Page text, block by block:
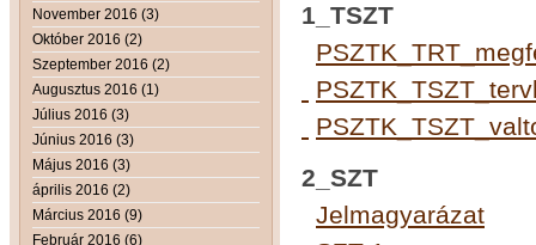
November 2016 (3)
Október 2016 (2)
Szeptember 2016 (2)
Augusztus 2016 (1)
Július 2016 (3)
Június 2016 (3)
Május 2016 (3)
április 2016 (2)
Március 2016 (9)
Február 2016 (6)
1_TSZT
2_SZT
Jelmagyarázat